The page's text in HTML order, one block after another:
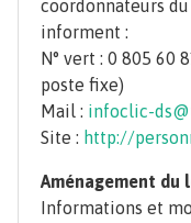
coordonnateurs
informent :
N° vert : 0 805 60
poste fixe)
Mail : infoclic-
Site : http://
Aménagement du
Informations et